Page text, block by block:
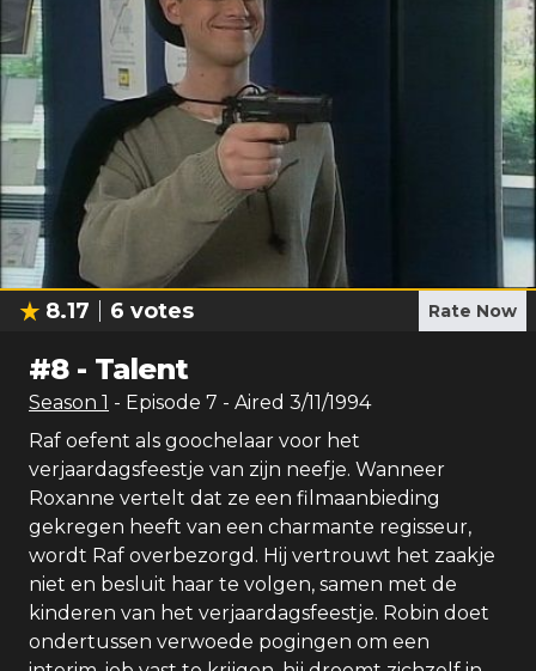
8.17 6 votes Rate Now
#8- Talent
Season 1 - Episode 7 - Aired 3/11/1994
Raf oefent als goochelaar voor het
verjaardagsfeestje van zijn neefje. Wanneer
Roxanne vertelt dat ze een filmaanbieding
gekregen heeft van een charmante regisseur,
wordt Raf overbezorgd. Hij vertrouwt het zaakje
niet en besluit haar te volgen, samen met de
kinderen van het verjaardagsfeestje. Robin doet
ondertussen verwoede pogingen om een